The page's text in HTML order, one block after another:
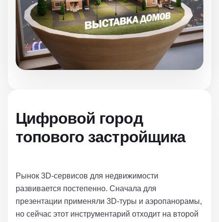
Цифровой город
топового застройщика
Рынок 3D-сервисов для недвижимости
развивается постепенно. Сначала для
презентации применяли 3D-туры и аэропанорамы,
но сейчас этот инструментарий отходит на второй